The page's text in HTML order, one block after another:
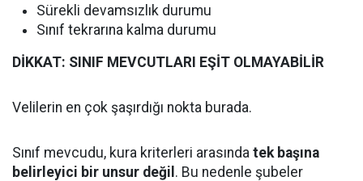
Sürekli devamsızlık durumu
Sınıf tekrarına kalma durumu
DİKKAT: SINIF MEVCUTLARI EŞİT OLMAYABİLİR
Velilerin en çok şaşırdığı nokta burada.
Sınıf mevcudu, kura kriterleri arasında tek başına
belirleyici bir unsur değil . Bu nedenle şubeler